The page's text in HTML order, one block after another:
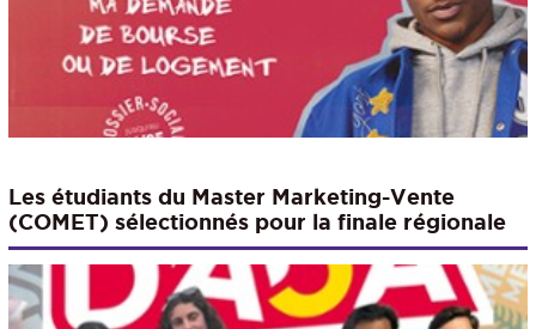
Les étudiants du Master Marketing-Vente
(COMET) sélectionnés pour la finale régionale
du DCF Challenge